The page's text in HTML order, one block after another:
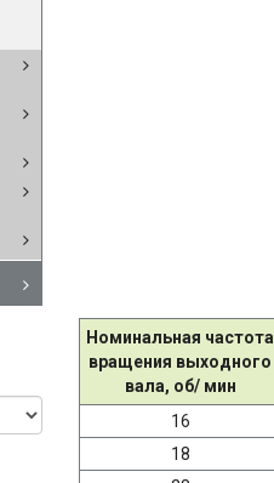
Номинальная частота
вращения выходного
вала, об/ мин
16
18